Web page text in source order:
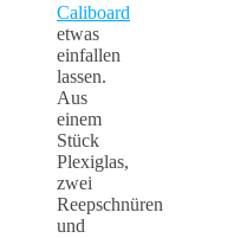
Caliboard
etwas
einfallen
lassen.
Aus
einem
Stück
Plexiglas,
zwei
Reepschnüren
und